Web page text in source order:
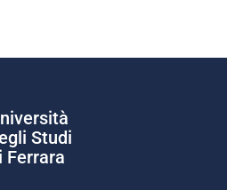
Studi
Ferrara